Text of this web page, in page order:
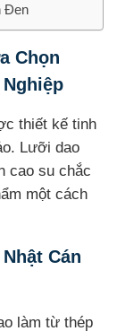
Đen
Chọn
Nghiệp
thiết kế tinh
Lưỡi dao
cao su chắc
một cách
Cán
làm từ thép